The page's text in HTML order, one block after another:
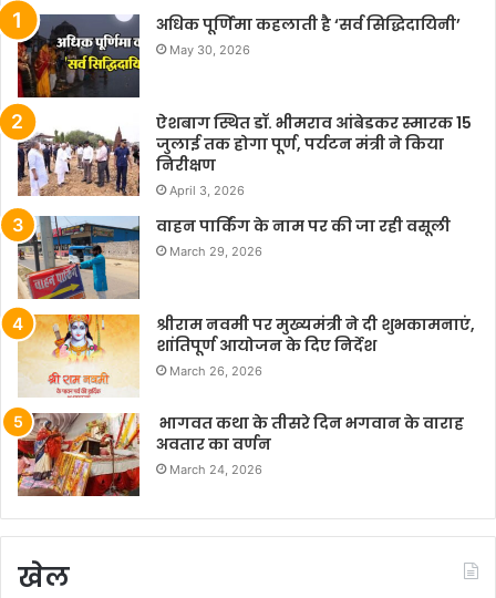
अधिक पूर्णिमा कहलाती है ‘सर्व सिद्धिदायिनी’
May 30, 2026
ऐशबाग स्थित डॉ. भीमराव आंबेडकर स्मारक 15
जुलाई तक होगा पूर्ण, पर्यटन मंत्री ने किया
निरीक्षण
April 3, 2026
वाहन पार्किंग के नाम पर की जा रही वसूली
March 29, 2026
श्रीराम नवमी पर मुख्यमंत्री ने दी शुभकामनाएं,
शांतिपूर्ण आयोजन के दिए निर्देश
March 26, 2026
भागवत कथा के तीसरे दिन भगवान के वाराह
अवतार का वर्णन
March 24, 2026
खेल